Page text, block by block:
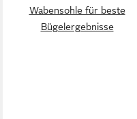
Wabensohle für beste
Bügelergebnisse